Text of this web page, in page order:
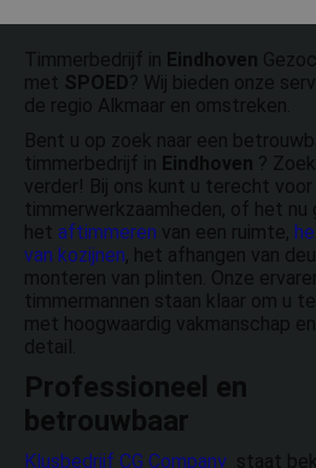
Timmerbedrijf in Eindhoven
met SPOED? Wij bieden onze
de regio Alkmaar en omstreken.
Bent u op zoek naar een
timmerbedrijf in Eindhoven ?
verder! Bij ons kunt u terecht voor
timmerwerkzaamheden, of het nu
het aftimmeren van een ruimte,
van kozijnen, het afhangen van
monteren van plinten. Onze
timmermannen staan klaar om u
met hoogwaardig vakmanschap
detail.
Professioneel en
betrouwbaar
Klusbedrijf CG Company staat